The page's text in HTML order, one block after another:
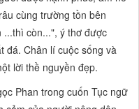
cùng trường tồn bên
...thì còn...", ý thơ được
đá. Chân lí cuộc sống và
lời thề nguyền đẹp.
Phan trong cuốn Tục ngữ